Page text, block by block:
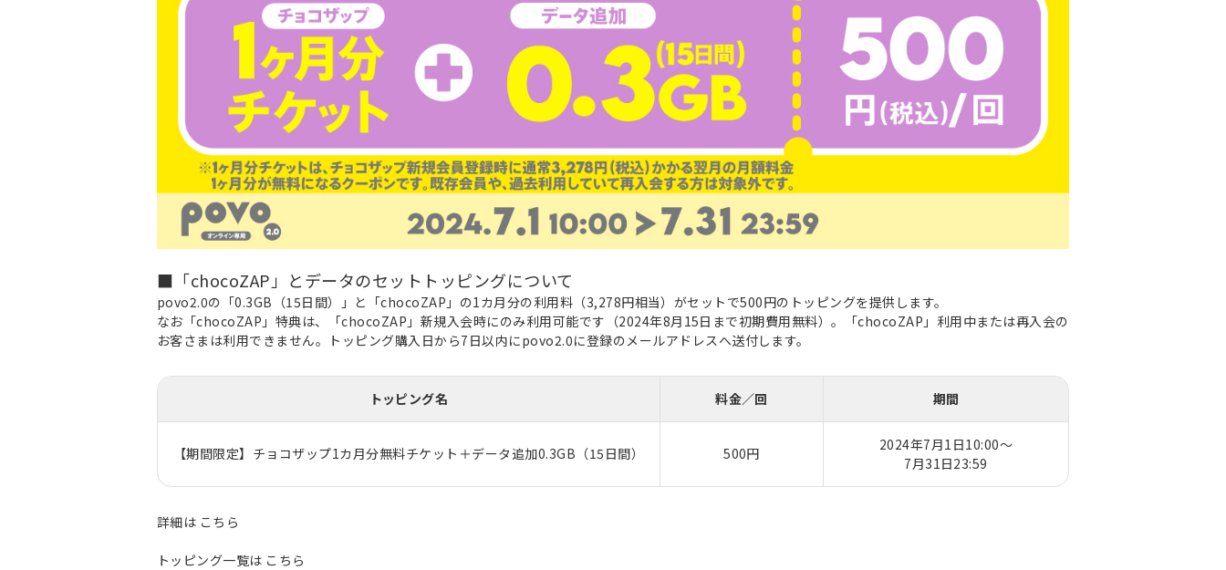
■「chocoZAP」とデータのセットトッピングについて
povo2.0の「0.3GB（15日間）」と「chocoZAP」の1カ月分の利用料（3,278円相当）がセットで500円のトッピングを提供します。
なお「chocoZAP」特典は、「chocoZAP」新規入会時にのみ利用可能です（2024年8月15日まで初期費用無料）。「chocoZAP」利用中または再入会の
お客さまは利用できません。トッピング購入日から7日以内にpovo2.0に登録のメールアドレスへ送付します。
トッピング名 料金／回 期間
【期間限定】チョコザップ1カ月分無料チケット＋データ追加0.3GB（15日間） 500円
2024年7月1日10:00～
7月31日23:59
詳細は こちら
トッピング一覧は こちら